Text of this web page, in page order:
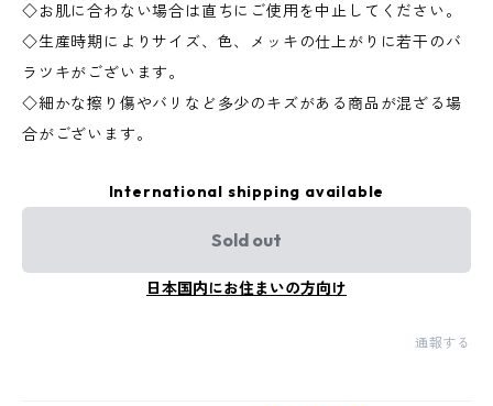
◇お肌に合わない場合は直ちにご使用を中止してください。
◇生産時期によりサイズ、色、メッキの仕上がりに若干のバ
ラツキがございます。
◇細かな擦り傷やバリなど多少のキズがある商品が混ざる場
合がございます。
International shipping available
Sold out
日本国内にお住まいの方向け
通報する